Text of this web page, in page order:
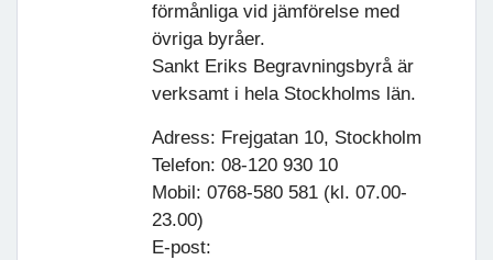
förmånliga vid jämförelse med
övriga byråer.
Sankt Eriks Begravningsbyrå är
verksamt i hela Stockholms län.
Adress: Frejgatan 10, Stockholm
Telefon: 08-120 930 10
Mobil: 0768-580 581 (kl. 07.00-
23.00)
E-post: